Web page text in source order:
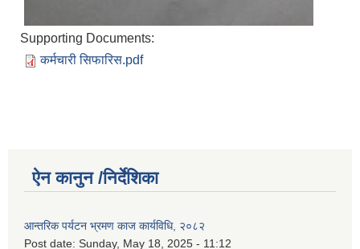
Supporting Documents:
कर्मचारी सिफारिस.pdf
ऐन कानुन /निर्देशिका
आन्तरिक पर्यटन भ्रमण काज कार्यविधि, २०८२
Post date: Sunday, May 18, 2025 - 11:12